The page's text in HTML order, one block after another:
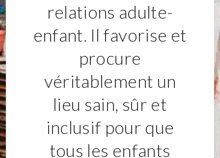
relations adulte-
enfant. Il favorise et
procure
véritablement un
lieu sain, sûr et
inclusif pour que
tous les enfants